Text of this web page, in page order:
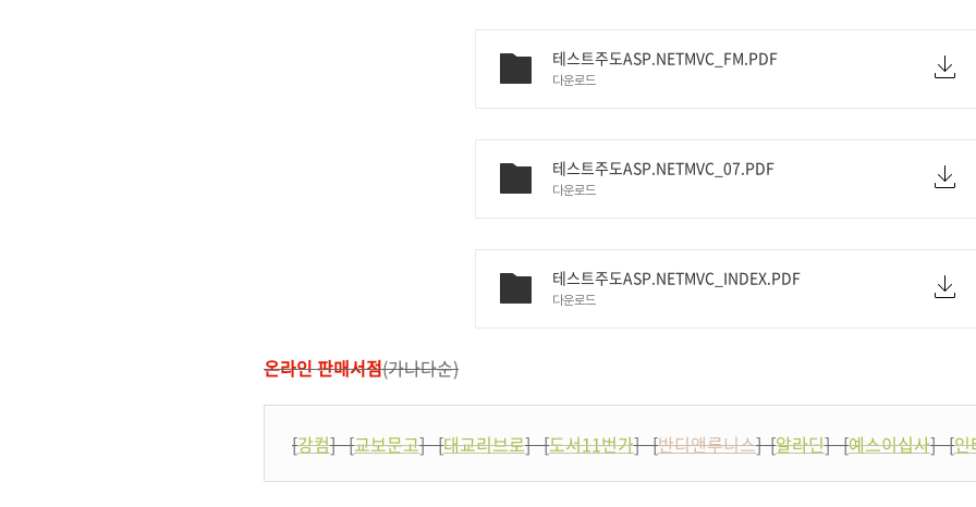
테스트주도ASP.NETMVC_FM.PDF
다운로드
테스트주도ASP.NETMVC_07.PDF
다운로드
테스트주도ASP.NETMVC_INDEX.PDF
다운로드
온라인 판매서점(가나다순)
[강컴] [교보문고] [대교리브로] [도서11번가] [반디앤루니스] [알라딘] [예스이십사] [인